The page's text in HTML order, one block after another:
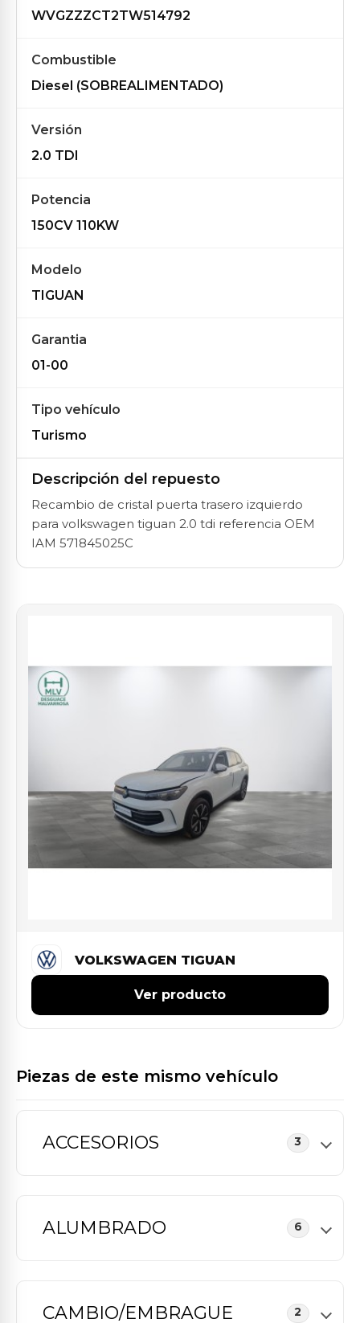
WVGZZZCT2TW514792
Combustible
Diesel (SOBREALIMENTADO)
Versión
2.0 TDI
Potencia
150CV 110KW
Modelo
TIGUAN
Garantia
01-00
Tipo vehículo
Turismo
Descripción del repuesto
Recambio de cristal puerta trasero izquierdo
para volkswagen tiguan 2.0 tdi referencia OEM
IAM 571845025C
VOLKSWAGEN TIGUAN
Ver producto
Piezas de este mismo vehículo
ACCESORIOS 3
ALUMBRADO 6
CAMBIO/EMBRAGUE 2